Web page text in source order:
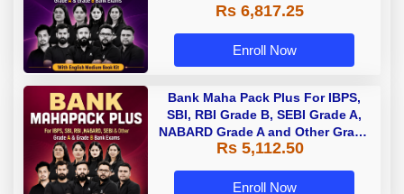
Rs 6,817.25
Enroll Now
Bank Maha Pack Plus For IBPS,
SBI, RBI Grade B, SEBI Grade A,
NABARD Grade A and Other Grade
A & Grade B Bank Exams
Rs 5,112.50
Enroll Now